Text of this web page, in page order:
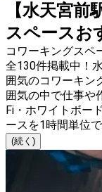
【水天宮
スペースお
コワーキングスペ
全130件掲載中！
囲気のコワーキン
囲気の中で仕事や
Fi・ホワイトボー
ースを1時間単位
(続く)